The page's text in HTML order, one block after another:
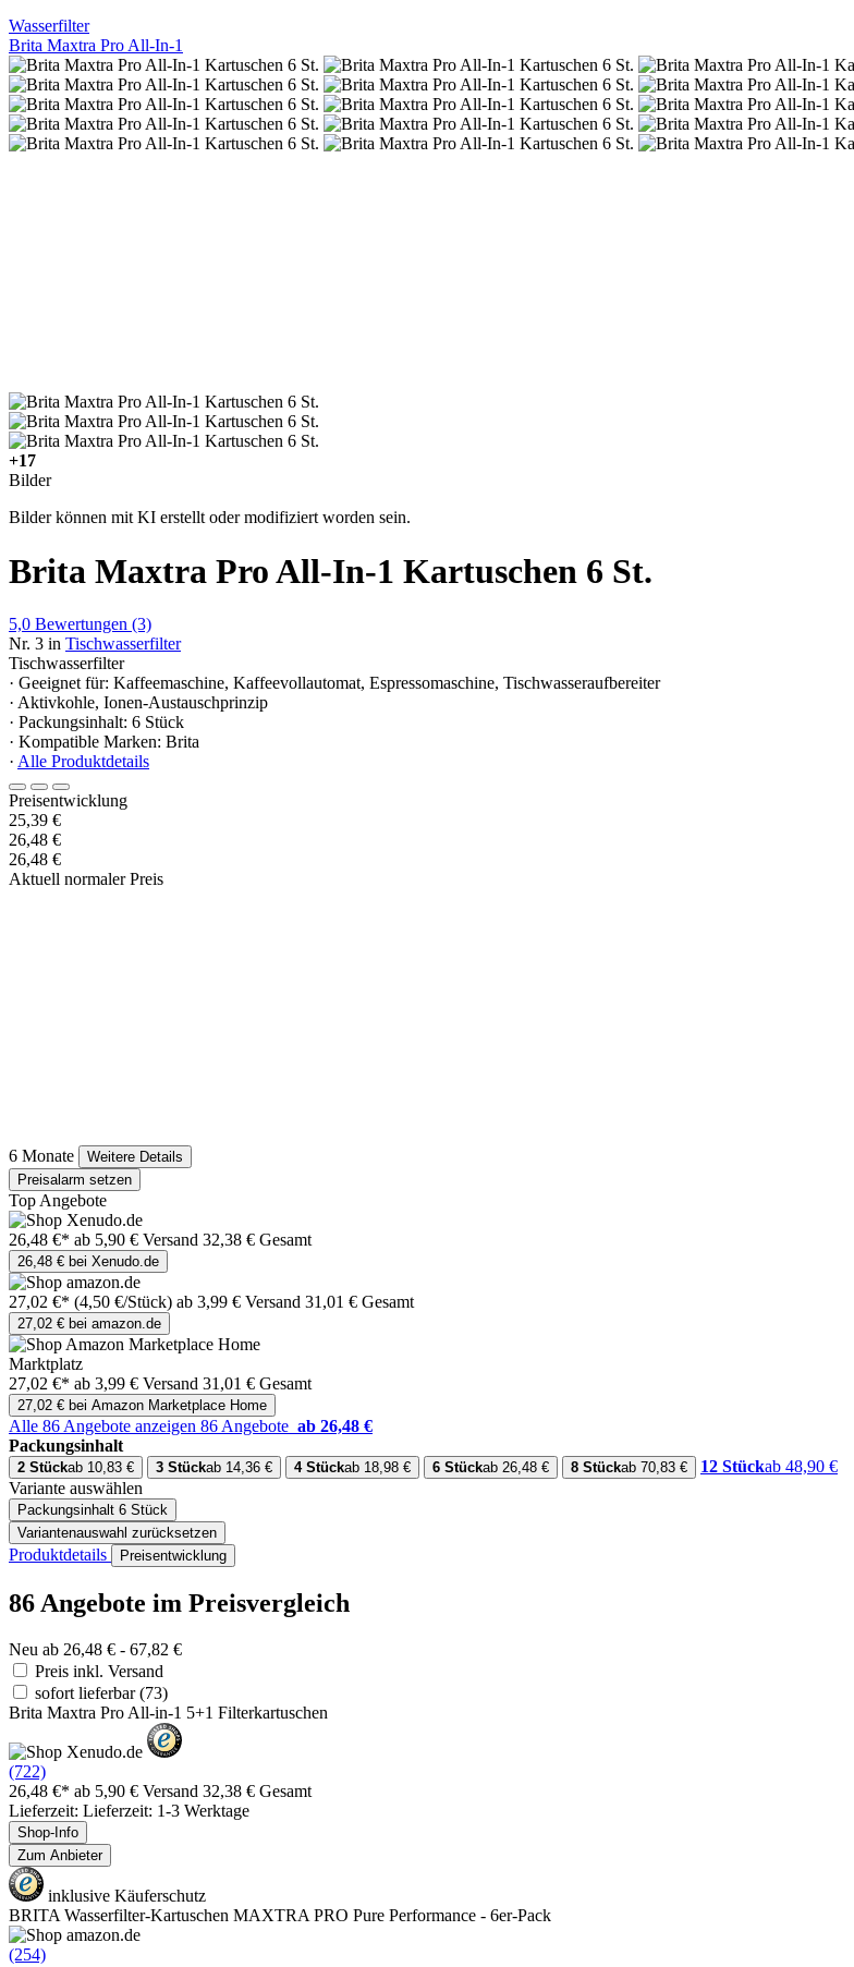
Wasserfilter
Brita Maxtra Pro All-In-1
+17
Bilder
Bilder können mit KI erstellt oder modifiziert worden sein.
Brita Maxtra Pro All-In-1 Kartuschen 6 St.
5,0 Bewertungen (3)
Nr. 3 in Tischwasserfilter
Tischwasserfilter
· Geeignet für: Kaffeemaschine, Kaffeevollautomat, Espressomaschine, Tischwasseraufbereiter
· Aktivkohle, Ionen-Austauschprinzip
· Packungsinhalt: 6 Stück
· Kompatible Marken: Brita
· Alle Produktdetails
Preisentwicklung
25,39 €
26,48 €
26,48 €
Aktuell normaler Preis
6 Monate
Weitere Details
Preisalarm setzen
Top Angebote
26,48 €* ab 5,90 € Versand 32,38 € Gesamt
26,48 € bei Xenudo.de
27,02 €* (4,50 €/Stück) ab 3,99 € Versand 31,01 € Gesamt
27,02 € bei amazon.de
Marktplatz
27,02 €* ab 3,99 € Versand 31,01 € Gesamt
27,02 € bei Amazon Marketplace Home
Alle 86 Angebote anzeigen 86 Angebote ab 26,48 €
Packungsinhalt
2 Stückab 10,83 € 3 Stückab 14,36 € 4 Stückab 18,98 € 6 Stückab 26,48 € 8 Stückab 70,83 € 12 Stückab 48,90 €
Variante auswählen
Packungsinhalt 6 Stück
Variantenauswahl zurücksetzen
Produktdetails Preisentwicklung
86 Angebote im Preisvergleich
Neu ab 26,48 € - 67,82 €
Preis inkl. Versand
sofort lieferbar(73)
Brita Maxtra Pro All-in-1 5+1 Filterkartuschen
(722)
26,48 €* ab 5,90 € Versand 32,38 € Gesamt
Lieferzeit: Lieferzeit: 1-3 Werktage
Shop-Info
Zum Anbieter
inklusive Käuferschutz
BRITA Wasserfilter-Kartuschen MAXTRA PRO Pure Performance - 6er-Pack
(254)